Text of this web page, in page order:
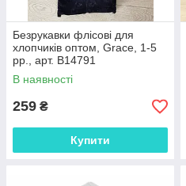
Безрукавки флісові для
хлопчиків оптом, Grace, 1-5
рр., арт. B14791
В наявності
259 ₴
Купити